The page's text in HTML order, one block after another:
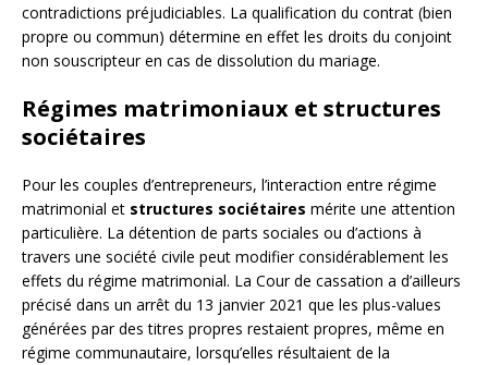
contradictions préjudiciables. La qualification du contrat (bien
propre ou commun) détermine en effet les droits du conjoint
non souscripteur en cas de dissolution du mariage.
Régimes matrimoniaux et structures
sociétaires
Pour les couples d’entrepreneurs, l’interaction entre régime
matrimonial et structures sociétaires mérite une attention
particulière. La détention de parts sociales ou d’actions à
travers une société civile peut modifier considérablement les
effets du régime matrimonial. La Cour de cassation a d’ailleurs
précisé dans un arrêt du 13 janvier 2021 que les plus-values
générées par des titres propres restaient propres, même en
régime communautaire, lorsqu’elles résultaient de la